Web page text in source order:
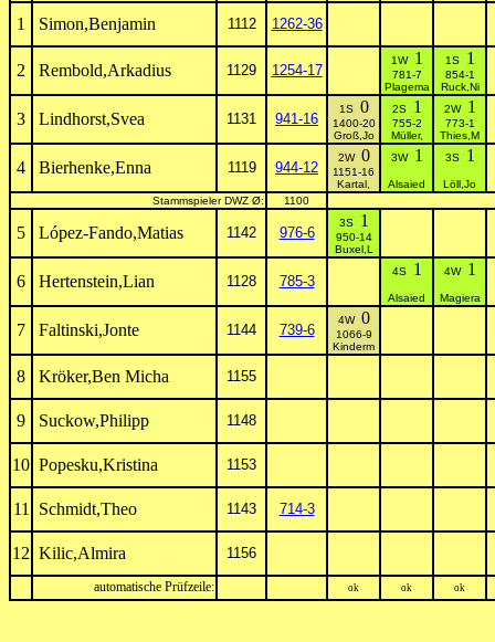
1
Simon,Benjamin 1112 1262-36
2 Rembold,Arkadius 1129 1254-17
1W 1
781-7
Plagema
1S 1
854-1
Ruck,Ni
3 Lindhorst,Svea 1131 941-16
1S 0
1400-20
Groß,Jo
2S 1
755-2
Müller,
2W 1
773-1
Thies,M
4 Bierhenke,Enna 1119 944-12
2W 0
1151-16
Kartal,
3W 1
Alsaied
3S 1
Löll,Jo
Stammspieler DWZ Ø:
1100
5 López-Fando,Matias 1142 976-6
3S 1
950-14
Buxel,L
6 Hertenstein,Lian 1128 785-3
4S 1
Alsaied
4W 1
Magiera
7 Faltinski,Jonte 1144 739-6
4W 0
1066-9
Kinderm
8 Kröker,Ben Micha 1155
9 Suckow,Philipp 1148
10 Popesku,Kristina 1153
11 Schmidt,Theo 1143 714-3
12 Kilic,Almira 1156
automatische Prüfzeile: ok ok ok